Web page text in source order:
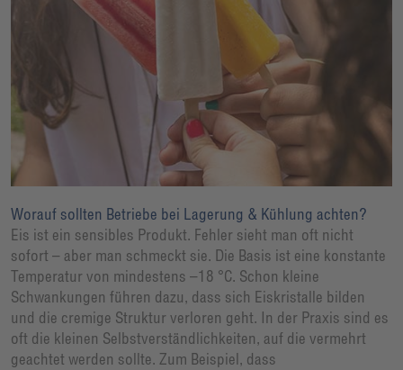
Worauf sollten Betriebe bei Lagerung & Kühlung achten?
Eis ist ein sensibles Produkt. Fehler sieht man oft nicht
sofort – aber man schmeckt sie. Die Basis ist eine konstante
Temperatur von mindestens –18 °C. Schon kleine
Schwankungen führen dazu, dass sich Eiskristalle bilden
und die cremige Struktur verloren geht. In der Praxis sind es
oft die kleinen Selbstverständlichkeiten, auf die vermehrt
geachtet werden sollte. Zum Beispiel, dass